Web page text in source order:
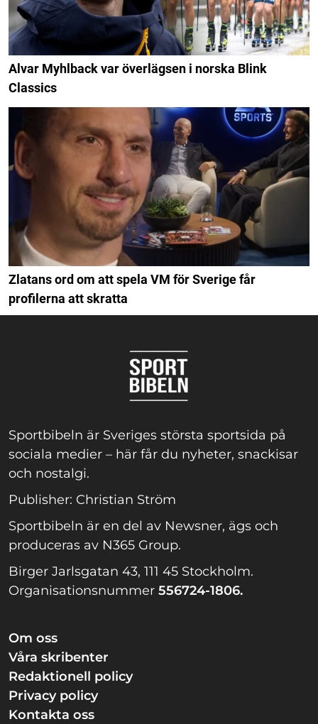
Alvar Myhlback var överlägsen i norska Blink
Classics
Zlatans ord om att spela VM för Sverige får
profilerna att skratta
Sportbibeln är Sveriges största sportsida på
sociala medier – här får du nyheter, snackisar
och nostalgi.
Publisher: Christian Ström
Sportbibeln är en del av Newsner, ägs och
produceras av N365 Group.
Birger Jarlsgatan 43, 111 45 Stockholm.
Organisationsnummer 556724-1806.
Om oss
Våra skribenter
Redaktionell policy
Privacy policy
Kontakta oss